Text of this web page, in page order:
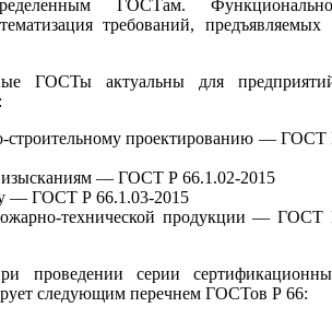
ГОСТам.
требований, предъявляемых
ГОСТы актуальны для
строительному проектированию — ГОСТ
— ГОСТ Р 66.1.02-2015
— ГОСТ Р 66.1.03-2015
технической продукции — ГОСТ
проведении серии
следующим перечнем ГОСТов Р 66: